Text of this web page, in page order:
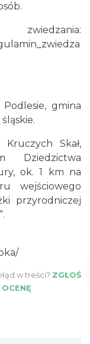
gmina
Skał,
Dziedzictwa
ok. 1 km na
wejściowego
przyrodniczej
w treści? ZGŁOŚ